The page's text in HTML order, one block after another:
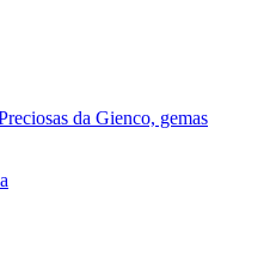
da Gienco, gemas